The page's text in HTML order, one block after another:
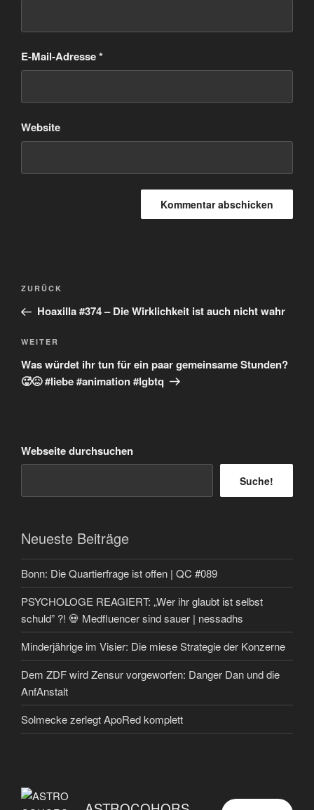
E-Mail-Adresse*
Website
Beitragsnavigation
Vorheriger
Beitrag
ZURÜCK
Hoaxilla #374 – Die Wirklichkeit ist auch nicht wahr
Nächster
Beitrag
WEITER
Was würdet ihr tun für ein paar gemeinsame Stunden?
🥵😖 #liebe #animation #lgbtq
Webseite durchsuchen
Suche!
Neueste Beiträge
Bonn: Die Quartierfrage ist offen | QC #089
PSYCHOLOGE REAGIERT: „Wer ihr glaubt ist selbst
schuld” ?! 💀 Medfluencer sind sauer | nessadhs
Minderjährige im Visier: Die miese Strategie der Konzerne
Dem ZDF wird Zensur vorgeworfen: Danger Dan und die
AnfAnstalt
Solmecke zerlegt ApoRed komplett